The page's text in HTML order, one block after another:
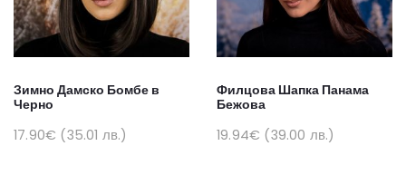
Зимно Дамско Бомбе в
Черно
17.90€ (35.01 лв.)
Филцова Шапка Панама
Бежова
19.94€ (39.00 лв.)